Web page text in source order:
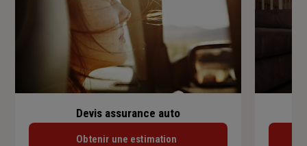
Devis assurance auto
Obtenir une estimation